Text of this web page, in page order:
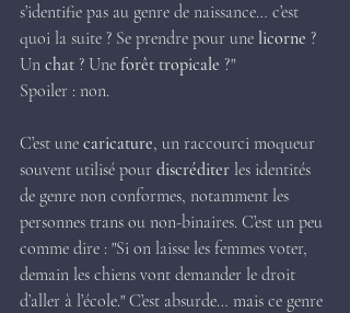
s’identifie pas au genre de naissance… c’est
quoi la suite ? Se prendre pour une licorne ?
Un chat ? Une forêt tropicale ?"
Spoiler : non.
C’est une caricature, un raccourci moqueur
souvent utilisé pour discréditer les identités
de genre non conformes, notamment les
personnes trans ou non-binaires. C’est un peu
comme dire : "Si on laisse les femmes voter,
demain les chiens vont demander le droit
d’aller à l’école." C’est absurde… mais ce genre